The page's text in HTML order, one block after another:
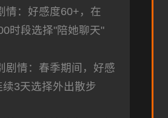
情：好感度60+，在
时段选择"陪她聊天"
剧情：春季期间，好感
3天选择外出散步